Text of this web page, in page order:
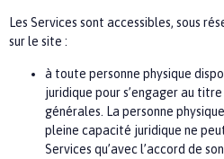
Les Services sont accessibles, sous
sur le site :
à toute personne physique
juridique pour s’engager au
générales. La personne
pleine capacité juridique ne
Services qu’avec l’accord de